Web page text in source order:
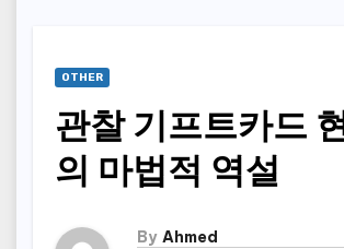
OTHER
관찰 기프트카드
의 마법적 역설
By Ahmed